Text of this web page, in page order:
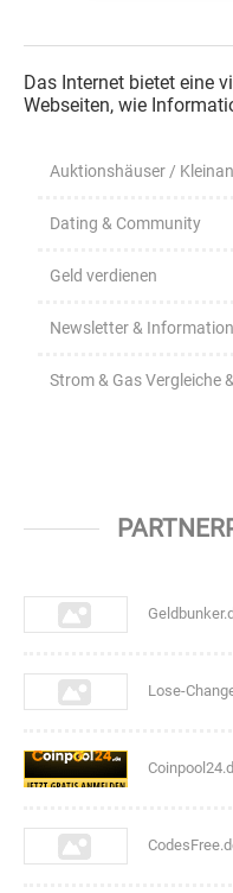
Das Internet bietet eine
Webseiten, wie
Auktionshäuser /
Dating & Community
Geld verdienen
Newsletter &
Strom & Gas Vergleiche
Lose-